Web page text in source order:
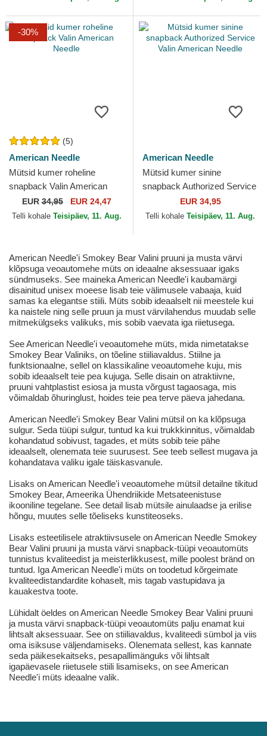
-30%
(5)
American Needle
Mütsid kumer roheline
snapback Valin American
Needle
EUR34,95 EUR 24,47
Telli kohale Teisipäev, 11. Aug.
American Needle
Mütsid kumer sinine
snapback Authorized Service
Valin American Needle
EUR 34,95
Telli kohale Teisipäev, 11. Aug.
American Needle'i Smokey Bear Valini pruuni ja musta värvi
klõpsuga veoautomehe müts on ideaalne aksessuaar igaks
sündmuseks. See maineka American Needle'i kaubamärgi
disainitud unisex moeese lisab teie välimusele vabaaja, kuid
samas ka elegantse stiili. Müts sobib ideaalselt nii meestele kui
ka naistele ning selle pruun ja must värvilahendus muudab selle
mitmekülgseks valikuks, mis sobib vaevata iga riietusega.
See American Needle'i veoautomehe müts, mida nimetatakse
Smokey Bear Valiniks, on tõeline stiiliavaldus. Stiilne ja
funktsionaalne, sellel on klassikaline veoautomehe kuju, mis
sobib ideaalselt teie pea kujuga. Selle disain on atraktiivne,
pruuni vahtplastist esiosa ja musta võrgust tagaosaga, mis
võimaldab õhuringlust, hoides teie pea terve päeva jahedana.
American Needle'i Smokey Bear Valini mütsil on ka klõpsuga
sulgur. Seda tüüpi sulgur, tuntud ka kui trukkkinnitus, võimaldab
kohandatud sobivust, tagades, et müts sobib teie pähe
ideaalselt, olenemata teie suurusest. See teeb sellest mugava ja
kohandatava valiku igale täiskasvanule.
Lisaks on American Needle'i veoautomehe mütsil detailne tikitud
Smokey Bear, Ameerika Ühendriikide Metsateenistuse
ikooniline tegelane. See detail lisab mütsile ainulaadse ja erilise
hõngu, muutes selle tõeliseks kunstiteoseks.
Lisaks esteetilisele atraktiivsusele on American Needle Smokey
Bear Valini pruuni ja musta värvi snapback-tüüpi veoautomüts
tunnistus kvaliteedist ja meisterlikkusest, mille poolest bränd on
tuntud. Iga American Needle'i müts on toodetud kõrgeimate
kvaliteedistandardite kohaselt, mis tagab vastupidava ja
kauakestva toote.
Lühidalt öeldes on American Needle Smokey Bear Valini pruuni
ja musta värvi snapback-tüüpi veoautomüts palju enamat kui
lihtsalt aksessuaar. See on stiiliavaldus, kvaliteedi sümbol ja viis
oma isiksuse väljendamiseks. Olenemata sellest, kas kannate
seda päikesekaitseks, pesapallimänguks või lihtsalt
igapäevasele riietusele stiili lisamiseks, on see American
Needle'i müts ideaalne valik.